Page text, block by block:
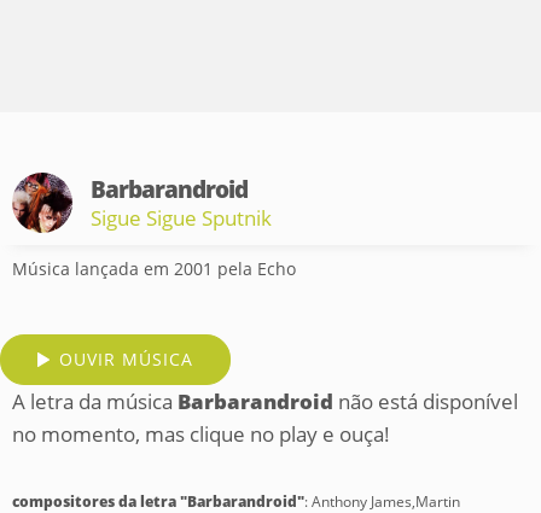
Barbarandroid
Sigue Sigue Sputnik
Música lançada em 2001 pela Echo
OUVIR MÚSICA
A letra da música Barbarandroid não está disponível
no momento, mas clique no play e ouça!
compositores da letra "Barbarandroid": Anthony James,Martin